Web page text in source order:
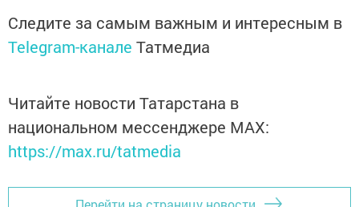
Следите за самым важным и интересным в
Telegram-канале Татмедиа
Читайте новости Татарстана в
национальном мессенджере MАХ:
https://max.ru/tatmedia